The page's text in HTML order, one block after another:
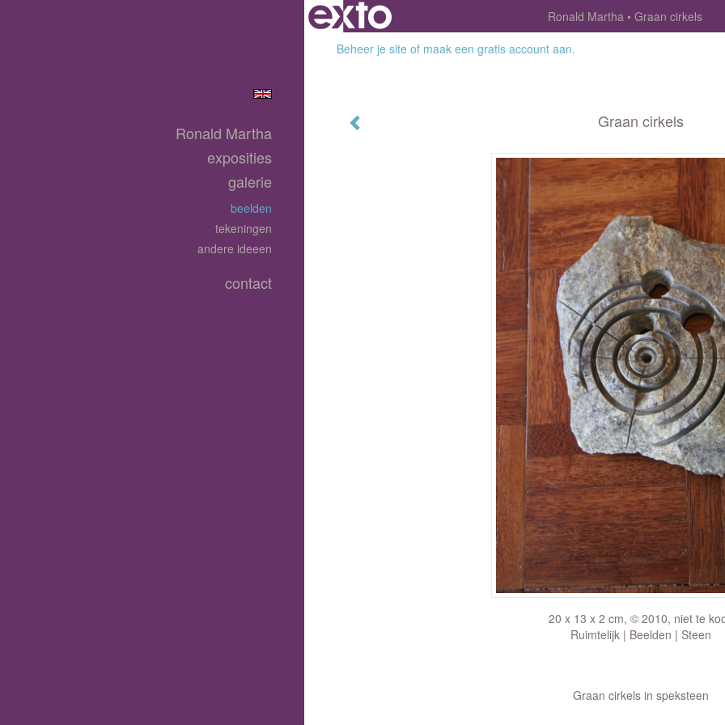
Ronald Martha
Graan cirkels
Beheer je site of maak een gratis account aan.
Graan cirkels
20 x 13 x 2 cm, © 2010, niet te
Ruimtelijk | Beelden | Steen
Graan cirkels in speksteen
Ronald Martha
exposities
galerie
beelden
tekeningen
andere ideeen
contact